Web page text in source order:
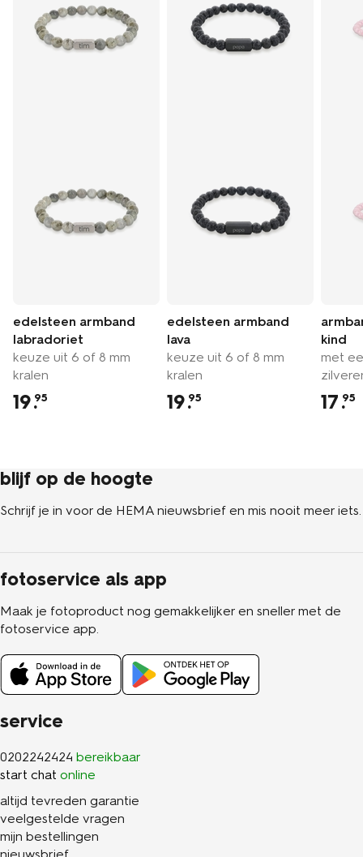
edelsteen armband
labradoriet
keuze uit 6 of 8 mm
kralen
19.95
edelsteen armband
lava
keuze uit 6 of 8 mm
kralen
19.95
kind
met
17.95
service
0202242424 bereikbaar
start chat online
altijd tevreden garantie
veelgestelde vragen
mijn bestellingen
blijf op de hoogte
Schrijf je in voor de HEMA nieuwsbrief en mis nooit meer iets.
fotoservice als app
Maak je fotoproduct nog gemakkelijker en sneller met de
fotoservice app.